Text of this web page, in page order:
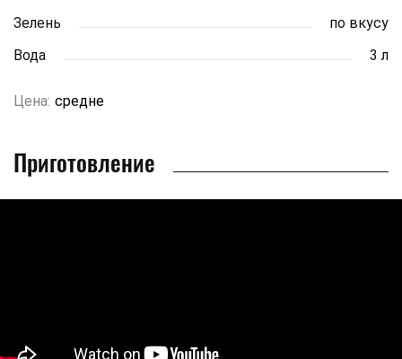
Зелень
по вкусу
Вода
3 л
Цена: средне
Приготовление